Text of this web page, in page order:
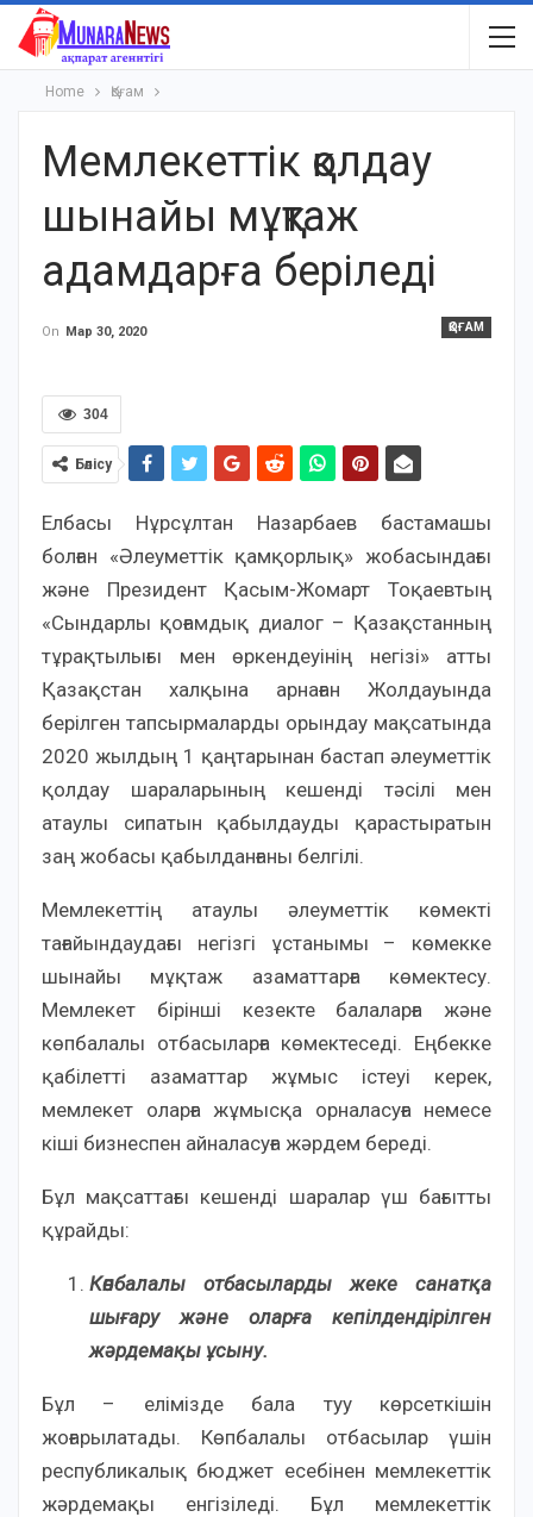
Home Қоғам
Мемлекеттік қолдау
шынайы мұқтаж
адамдарға беріледі
ҚОҒАМ
On Мар 30, 2020
304
Бөлісу
Елбасы Нұрсұлтан Назарбаев бастамашы
болған «Әлеуметтік қамқорлық» жобасындағы
және Президент Қасым-Жомарт Тоқаевтың
«Cындарлы қоғамдық диалог – Қазақстанның
тұрақтылығы мен өркендеуінің негізі» атты
Қазақстан халқына арнаған Жолдауында
берілген тапсырмаларды орындау мақсатында
2020 жылдың 1 қаңтарынан бастап әлеуметтік
қолдау шараларының кешенді тәсілі мен
атаулы сипатын қабылдауды қарастыратын
заң жобасы қабылданғаны белгілі.
Мемлекеттің атаулы әлеуметтік көмекті
тағайындаудағы негізгі ұстанымы – көмекке
шынайы мұқтаж азаматтарға көмектесу.
Мемлекет бірінші кезекте балаларға және
көпбалалы отбасыларға көмектеседі. Еңбекке
қабілетті азаматтар жұмыс істеуі керек,
мемлекет оларға жұмысқа орналасуға немесе
кіші бизнеспен айналасуға жәрдем береді.
Бұл мақсаттағы кешенді шаралар үш бағытты
құрайды:
Көпбалалы отбасыларды жеке санатқа
шығару және оларға кепілдендірілген
жәрдемақы ұсыну.
Бұл – елімізде бала туу көрсеткішін
жоғарылатады. Көпбалалы отбасылар үшін
республикалық бюджет есебінен мемлекеттік
жәрдемақы енгізіледі. Бұл мемлекеттік